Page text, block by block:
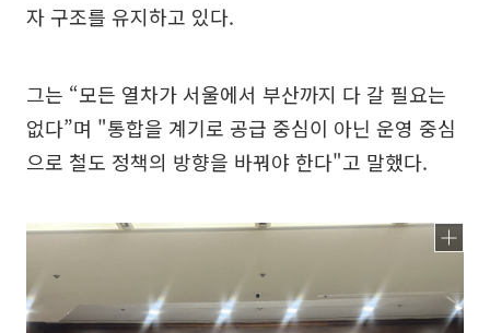
자 구조를 유지하고 있다.
그는 “모든 열차가 서울에서 부산까지 다 갈 필요는
없다”며 "통합을 계기로 공급 중심이 아닌 운영 중심
으로 철도 정책의 방향을 바꿔야 한다"고 말했다.